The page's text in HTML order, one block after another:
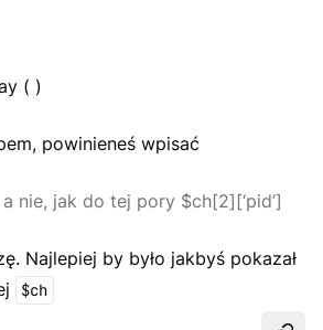
( )
powinieneś wpisać
a nie, jak do tej pory $ch[2][‘pid’]
Najlepiej by było jakbyś pokazał
$ch